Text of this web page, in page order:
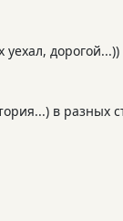
уехал, дорогой...))
в разных